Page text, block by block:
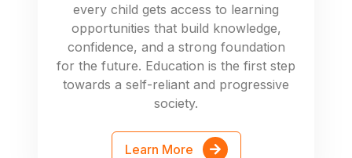
every child gets access to learning
opportunities that build knowledge,
confidence, and a strong foundation
for the future. Education is the first step
towards a self-reliant and progressive
society.
Learn More